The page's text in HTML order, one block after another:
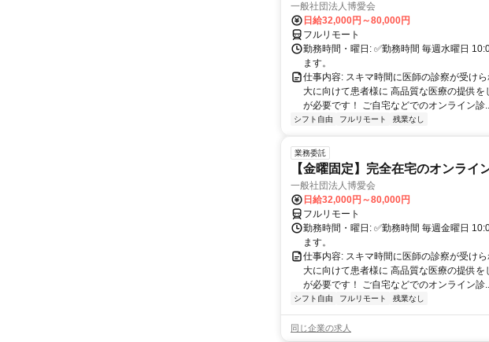
一般社団法人博愛会
日給32,000円～80,000円
フルリモート
勤務時間・曜日: ✅勤務時間 毎週水曜日
ます。
仕事内容: スキマ時間に医師の診察が受け
大に向けて患者様に 高品質な医療の提供
が必要です！ ご自宅などでのオンライン診
シフト自由 フルリモート 残業なし
業務委託
【金曜固定】完全在宅のオンライ
一般社団法人博愛会
日給32,000円～80,000円
フルリモート
勤務時間・曜日: ✅勤務時間 毎週金曜日
ます。
仕事内容: スキマ時間に医師の診察が受け
大に向けて患者様に 高品質な医療の提供
が必要です！ ご自宅などでのオンライン診
シフト自由 フルリモート 残業なし
同じ企業の求人